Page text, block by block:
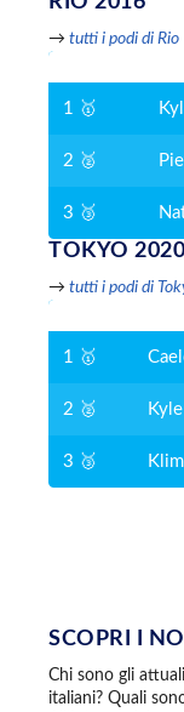
→ tutti i podi di Rio
1 🥇
2 🥈
3 🥉
TOKYO 2020
→ tutti i podi di
1 🥇
2 🥈
3 🥉
SCOPRI I
Chi sono gli
italiani? Quali